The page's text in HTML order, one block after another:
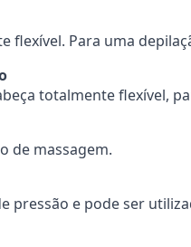
Para uma
totalmente flexível,
de massagem.
pressão e pode ser